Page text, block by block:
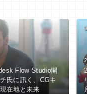
Flow Studio開
氏に訊く、CGキ
在地と未来